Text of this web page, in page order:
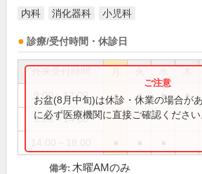
内科 消化器科 小児科
診療/受付時間・休診日
9:00～12:00 ● ● ● ●
9:00～14:00
お盆(8月中旬)は休診・休業の場合が
に必ず医療機関に直接ご確認ください
備考: 木曜AMのみ